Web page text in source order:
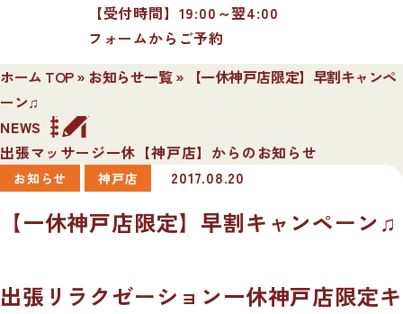
【受付時間】19:00～翌4:00
フォームからご予約
ホーム TOP» お知らせ一覧»
【一休神戸店限定】早割キャンペ
ーン♫
NEWS
出張マッサージ一休【神戸店】からのお知らせ
お知らせ 神戸店 2017.08.20
【一休神戸店限定】早割キャンペーン♫
出張リラクゼーション一休神戸店限定キ